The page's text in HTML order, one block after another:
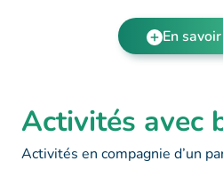
En
Activités avec
Activités en compagnie d’un